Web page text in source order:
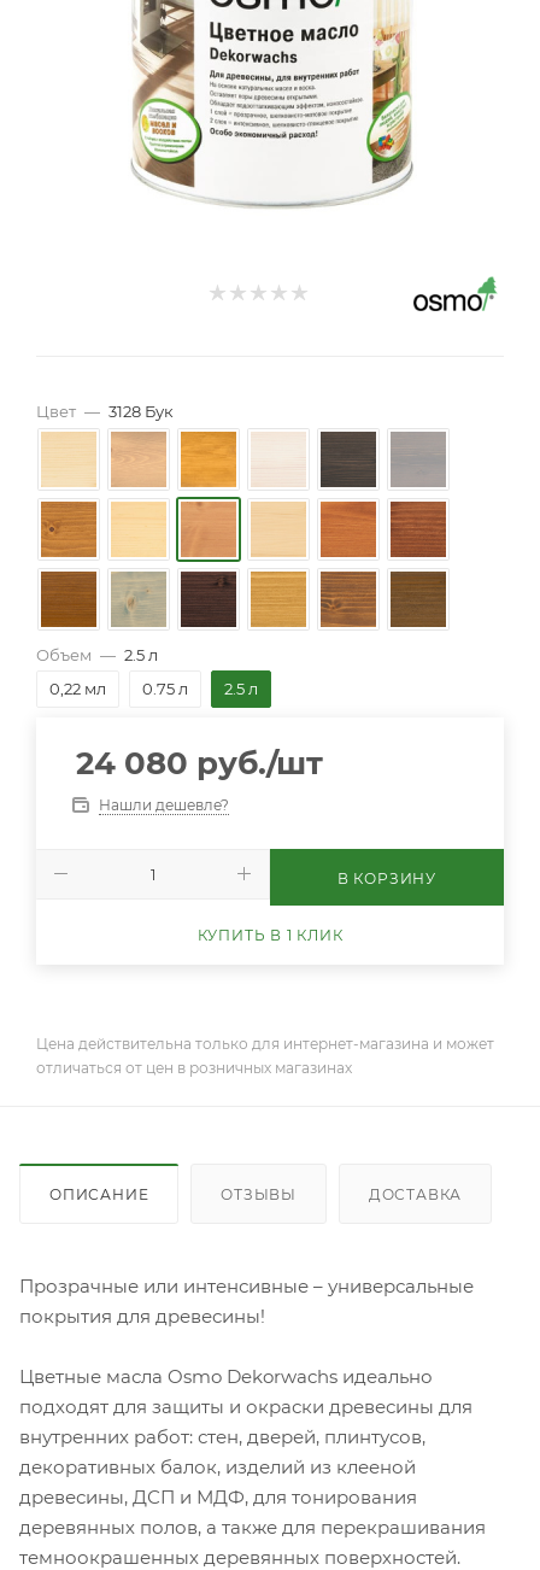
Цвет — 3128 Бук
Объем — 2.5 л
0,22 мл
0.75 л 2.5 л
24 080 руб./шт
Нашли дешевле?
В КОРЗИНУ
КУПИТЬ В 1 КЛИК
Цена действительна только для интернет-магазина и может
отличаться от цен в розничных магазинах
ОПИСАНИЕ ОТЗЫВЫ ДОСТАВКА
Прозрачные или интенсивные – универсальные
покрытия для древесины!
Цветные масла Osmo Dekorwachs идеально
подходят для защиты и окраски древесины для
внутренних работ: стен, дверей, плинтусов,
декоративных балок, изделий из клееной
древесины, ДСП и МДФ, для тонирования
деревянных полов, а также для перекрашивания
темноокрашенных деревянных поверхностей.